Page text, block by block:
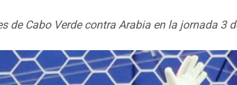
de Cabo Verde contra Arabia en la jornada 3